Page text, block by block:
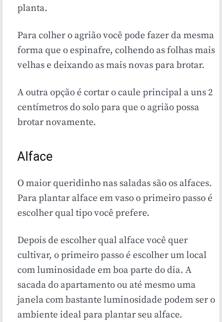
planta.
Para colher o agrião você pode fazer da mesma
forma que o espinafre, colhendo as folhas mais
velhas e deixando as mais novas para brotar.
A outra opção é cortar o caule principal a uns 2
centímetros do solo para que o agrião possa
brotar novamente.
Alface
O maior queridinho nas saladas são os alfaces.
Para plantar alface em vaso o primeiro passo é
escolher qual tipo você prefere.
Depois de escolher qual alface você quer
cultivar, o primeiro passo é escolher um local
com luminosidade em boa parte do dia. A
sacada do apartamento ou até mesmo uma
janela com bastante luminosidade podem ser o
ambiente ideal para plantar seu alface.